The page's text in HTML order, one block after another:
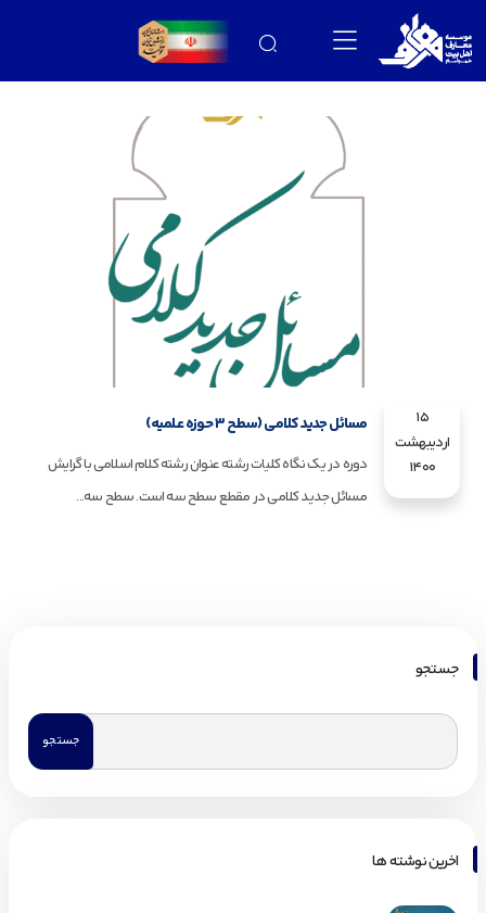
15
اردیبهشت
1400
مسائل جدید کلامی (سطح 3 حوزه علمیه)
دوره در یک نگاه کلیات رشته عنوان رشته کلام اسلامی با گرایش
مسائل جدید کلامی در مقطع سطح سه است. سطح سه...
جستجو
اخرین نوشته ها